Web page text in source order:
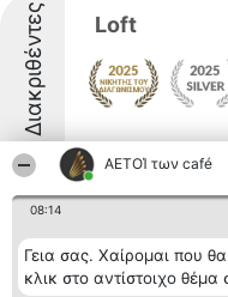
ΑΕΤΟΊ των café
08:14
Γεια σας. Χαίρομαι που
κλικ στο αντίστοιχο θέμα
Διακριθέντες Loft
9.1
Calma Cafe